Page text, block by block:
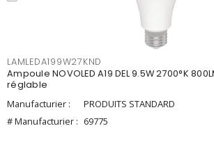
LAMLEDA199W27KND
Ampoule NOVOLED A19 DEL 9.5W 2700°K
réglable
Manufacturier :
PRODUITS STANDARD
# Manufacturier : 69775